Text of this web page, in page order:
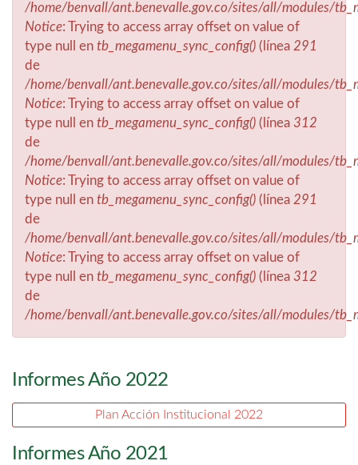
/home/benvall/ant.benevalle.gov.co/sites/all/modules/
Notice: Trying to access array offset on value of
type null en tb_megamenu_sync_config() (línea 291
de
/home/benvall/ant.benevalle.gov.co/sites/all/modules/
Notice: Trying to access array offset on value of
type null en tb_megamenu_sync_config() (línea 312
de
/home/benvall/ant.benevalle.gov.co/sites/all/modules/
Notice: Trying to access array offset on value of
type null en tb_megamenu_sync_config() (línea 291
de
/home/benvall/ant.benevalle.gov.co/sites/all/modules/
Notice: Trying to access array offset on value of
type null en tb_megamenu_sync_config() (línea 312
de
/home/benvall/ant.benevalle.gov.co/sites/all/modules/
Informes Año 2022
Plan Acción Institucional 2022
Informes Año 2021